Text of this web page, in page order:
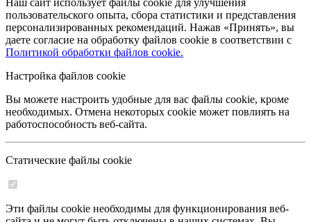
Наш сайт использует файлы cookie для улучшения
пользовательского опыта, сбора статистики и представления
персонализированных рекомендаций. Нажав «Принять», вы
даете согласие на обработку файлов cookie в соответствии с
Политикой обработки файлов cookie.
Настройка файлов cookie
Вы можете настроить удобные для вас файлы cookie, кроме
необходимых. Отмена некоторых cookie может повлиять на
работоспособность веб-сайта.
Статические файлы cookie
Эти файлы cookie необходимы для функционирования веб-